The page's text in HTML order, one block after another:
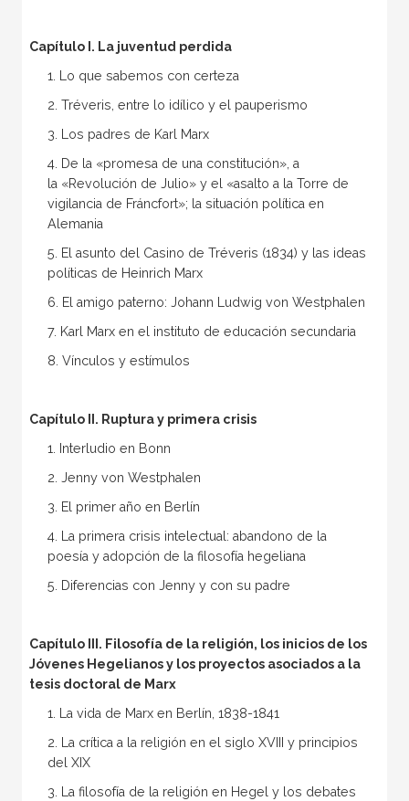
Capítulo I. La juventud perdida
1. Lo que sabemos con certeza
2. Tréveris, entre lo idílico y el pauperismo
3. Los padres de Karl Marx
4. De la «promesa de una constitución», a
la «Revolución de Julio» y el «asalto a la Torre de
vigilancia de Fráncfort»; la situación política en
Alemania
5. El asunto del Casino de Tréveris (1834) y las ideas
políticas de Heinrich Marx
6. El amigo paterno: Johann Ludwig von Westphalen
7. Karl Marx en el instituto de educación secundaria
8. Vínculos y estímulos
Capítulo II. Ruptura y primera crisis
1. Interludio en Bonn
2. Jenny von Westphalen
3. El primer año en Berlín
4. La primera crisis intelectual: abandono de la
poesía y adopción de la filosofía hegeliana
5. Diferencias con Jenny y con su padre
Capítulo III. Filosofía de la religión, los inicios de los
Jóvenes Hegelianos y los proyectos asociados a la
tesis doctoral de Marx
1. La vida de Marx en Berlín, 1838-1841
2. La crítica a la religión en el siglo XVIII y principios
del XIX
3. La filosofía de la religión en Hegel y los debates